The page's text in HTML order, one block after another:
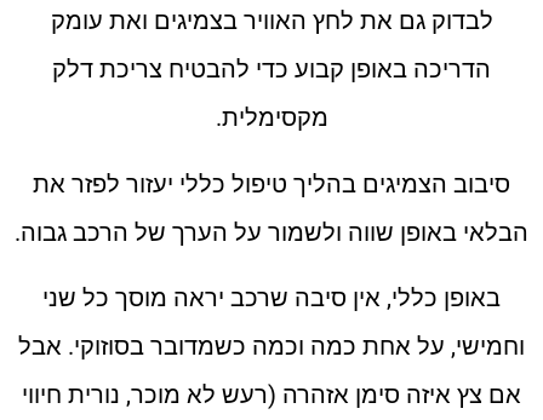
לבדוק גם את לחץ האוויר בצמיגים ואת עומק
הדריכה באופן קבוע כדי להבטיח צריכת דלק
מקסימלית.
סיבוב הצמיגים בהליך טיפול כללי יעזור לפזר את
הבלאי באופן שווה ולשמור על הערך של הרכב גבוה.
באופן כללי, אין סיבה שרכב יראה מוסך כל שני
וחמישי, על אחת כמה וכמה כשמדובר בסוזוקי. אבל
אם צץ איזה סימן אזהרה (רעש לא מוכר, נורית חיווי